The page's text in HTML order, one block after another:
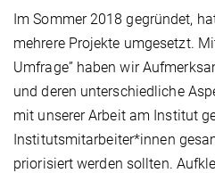
Im Sommer 2018 gegründet,
mehrere Projekte umgesetzt.
Umfrage” haben wir
und deren unterschiedliche
mit unserer Arbeit am Institut
Institutsmitarbeiter*innen
priorisiert werden sollten.